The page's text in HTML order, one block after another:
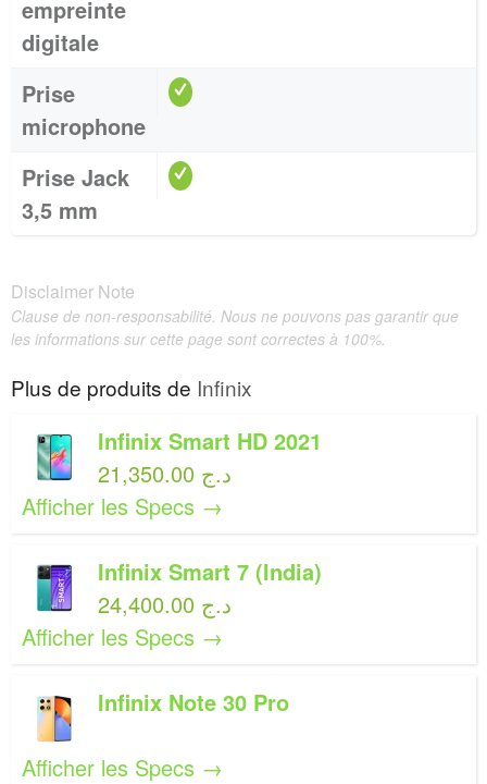
empreinte
digitale
Prise
microphone
Prise Jack
3,5 mm
Disclaimer Note
Clause de non-responsabilité. Nous ne pouvons pas garantir que
les informations sur cette page sont correctes à 100%.
Plus de produits de Infinix
Infinix Smart HD 2021
21,350.00 د.ج
Afficher les Specs →
Infinix Smart 7 (India)
24,400.00 د.ج
Afficher les Specs →
Infinix Note 30 Pro
Afficher les Specs →